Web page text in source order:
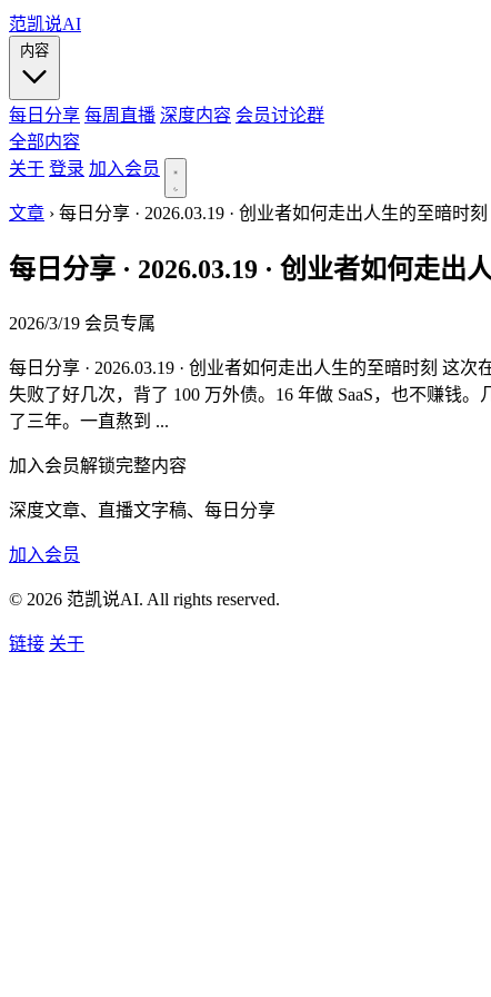
范凯说AI
每日分享 每周直播 深度内容 会员讨论群
全部内容
关于 登录 加入会员
文章 › 每日分享 · 2026.03.19 · 创业者如何走出人生的至暗时刻
每日分享 · 2026.03.19 · 创业者如何走出
2026/3/19 会员专属
每日分享 · 2026.03.19 · 创业者如何走出人生的至暗时刻 这
失败了好几次，背了 100 万外债。16 年做 SaaS，也不赚钱
了三年。一直熬到 ...
加入会员解锁完整内容
深度文章、直播文字稿、每日分享
加入会员
© 2026 范凯说AI. All rights reserved.
链接 关于